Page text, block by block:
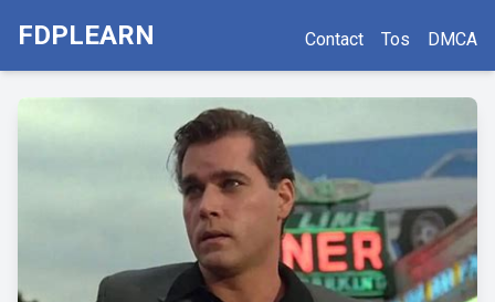
FDPLEARN Contact Tos DMCA